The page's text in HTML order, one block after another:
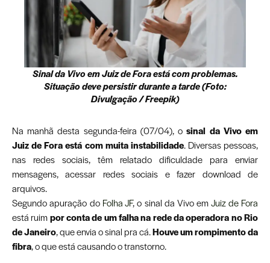
Sinal da Vivo em Juiz de Fora está com problemas.
Situação deve persistir durante a tarde (Foto:
Divulgação / Freepik)
Na manhã desta segunda-feira (07/04), osinal da Vivo em
Juiz de Fora está com muita instabilidade. Diversas pessoas,
nas redes sociais, têm relatado dificuldade para enviar
mensagens, acessar redes sociais e fazer download de
arquivos.
Segundo apuração do Folha JF, o sinal da Vivo emJuiz de Fora
está ruimpor conta de um falha na rede da operadora no Rio
de Janeiro, que envia o sinal pra cá.Houve um rompimento da
fibra, o que está causando o transtorno.